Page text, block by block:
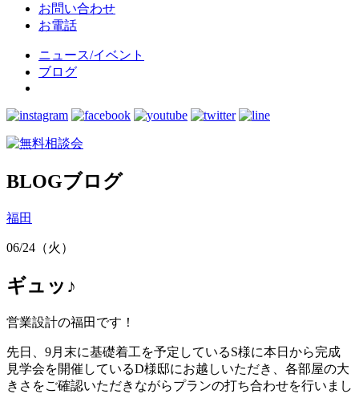
お問い合わせ
お電話
ニュース/イベント
ブログ
BLOGブログ
福田
06/24（火）
ギュッ♪
営業設計の福田です！
先日、9月末に基礎着工を予定しているS様に本日から完成
見学会を開催しているD様邸にお越しいただき、各部屋の大
きさをご確認いただきながらプランの打ち合わせを行いまし